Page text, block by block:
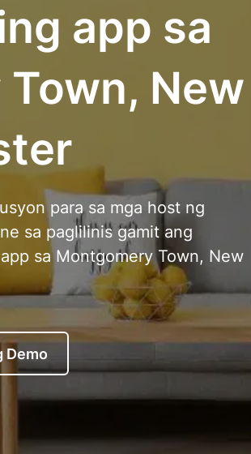
app sa
New
para sa mga host ng
sa paglilinis gamit ang
sa Montgomery Town, New
Demo